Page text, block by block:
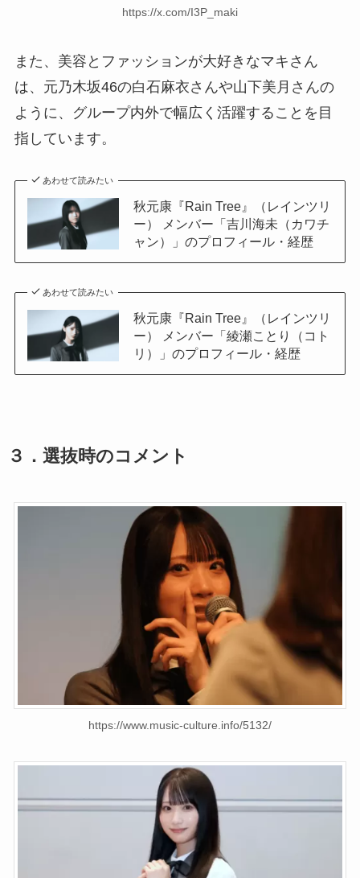
https://x.com/I3P_maki
また、美容とファッションが大好きなマキさん
は、元乃木坂46の白石麻衣さんや山下美月さんの
ように、グループ内外で幅広く活躍することを目
指しています。
あわせて読みたい
秋元康『Rain Tree』（レインツリ
ー） メンバー「吉川海未（カワチ
ャン）」のプロフィール・経歴
あわせて読みたい
秋元康『Rain Tree』（レインツリ
ー） メンバー「綾瀬ことり（コト
リ）」のプロフィール・経歴
３． 選抜時のコメント
https://www.music-culture.info/5132/